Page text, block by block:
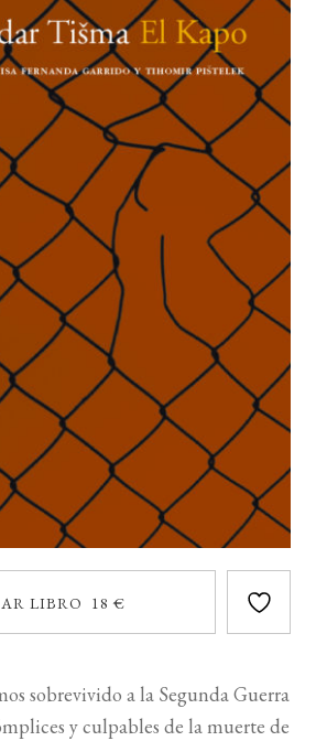
BUSCAR
LISTA DE LIBROS
LIBRO 18 €
sobrevivido a la Segunda Guerra
y culpables de la muerte de